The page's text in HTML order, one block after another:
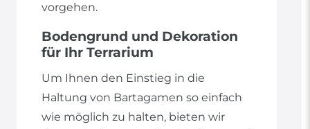
vorgehen.
Bodengrund und Dekoration
für Ihr Terrarium
Um Ihnen den Einstieg in die
Haltung von Bartagamen so einfach
wie möglich zu halten, bieten wir